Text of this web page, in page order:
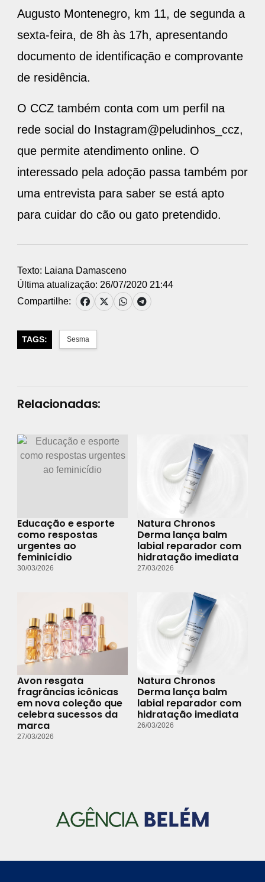
Augusto Montenegro, km 11, de segunda a
sexta-feira, de 8h às 17h, apresentando
documento de identificação e comprovante
de residência.
O CCZ também conta com um perfil na
rede social do Instagram@peludinhos_ccz,
que permite atendimento online. O
interessado pela adoção passa também por
uma entrevista para saber se está apto
para cuidar do cão ou gato pretendido.
Texto: Laiana Damasceno
Última atualização: 26/07/2020 21:44
Compartilhe:
TAGS: Sesma
Relacionadas:
Educação e esporte
como respostas
urgentes ao
feminicídio
30/03/2026
Natura Chronos
Derma lança balm
labial reparador com
hidratação imediata
27/03/2026
Avon resgata
fragrâncias icônicas
em nova coleção que
celebra sucessos da
marca
27/03/2026
Natura Chronos
Derma lança balm
labial reparador com
hidratação imediata
26/03/2026